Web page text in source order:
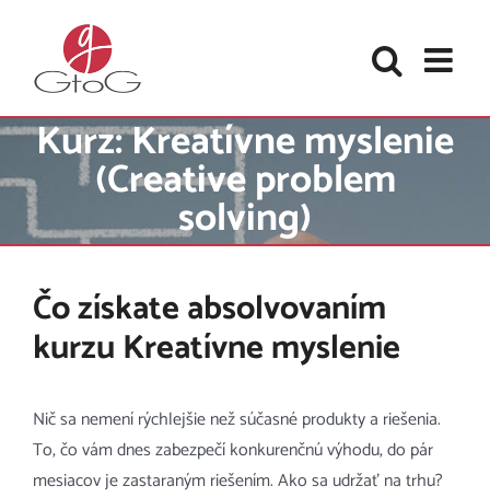
content
Kurz: Kreatívne myslenie
(Creative problem
solving)
Čo získate absolvovaním
kurzu Kreatívne myslenie
Nič sa nemení rýchlejšie než súčasné produkty a riešenia.
To, čo vám dnes zabezpečí konkurenčnú výhodu, do pár
mesiacov je zastaraným riešením. Ako sa udržať na trhu?